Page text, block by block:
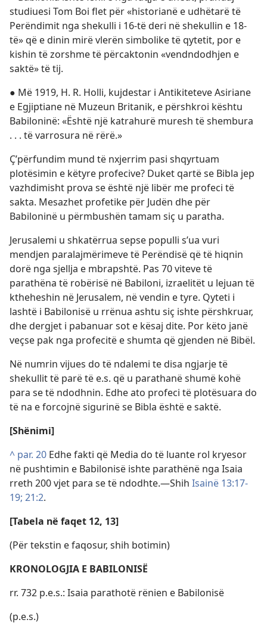
studiuesi Tom Boi flet për «historianë e udhëtarë të
Perëndimit nga shekulli i 16-të deri në shekullin e 18-
të» që e dinin mirë vlerën simbolike të qytetit, por e
kishin të zorshme të përcaktonin «vendndodhjen e
saktë» të tij.
● Më 1919, H. R. Holli, kujdestar i Antikiteteve Asiriane
e Egjiptiane në Muzeun Britanik, e përshkroi kështu
Babiloninë: «Është një katrahurë muresh të shembura
. . . të varrosura në rërë.»
Ç’përfundim mund të nxjerrim pasi shqyrtuam
plotësimin e këtyre profecive? Duket qartë se Bibla jep
vazhdimisht prova se është një libër me profeci të
sakta. Mesazhet profetike për Judën dhe për
Babiloninë u përmbushën tamam siç u paratha.
Jerusalemi u shkatërrua sepse populli s’ua vuri
mendjen paralajmërimeve të Perëndisë që të hiqnin
dorë nga sjellja e mbrapshtë. Pas 70 viteve të
parathëna të robërisë në Babiloni, izraelitët u lejuan të
ktheheshin në Jerusalem, në vendin e tyre. Qyteti i
lashtë i Babilonisë u rrënua ashtu siç ishte përshkruar,
dhe dergjet i pabanuar sot e kësaj dite. Por këto janë
veçse pak nga profecitë e shumta që gjenden në Bibël.
Në numrin vijues do të ndalemi te disa ngjarje të
shekullit të parë të e.s. që u parathanë shumë kohë
para se të ndodhnin. Edhe ato profeci të plotësuara do
të na e forcojnë sigurinë se Bibla është e saktë.
[Shënimi]
^ par. 20 Edhe fakti që Media do të luante rol kryesor
në pushtimin e Babilonisë ishte parathënë nga Isaia
rreth 200 vjet para se të ndodhte.​—Shih Isainë 13:17-
19; 21:2.
[Tabela në faqet 12, 13]
(Për tekstin e faqosur, shih botimin)
KRONOLOGJIA E BABILONISË
rr. 732 p.e.s.: Isaia parathotë rënien e Babilonisë
(p.e.s.)